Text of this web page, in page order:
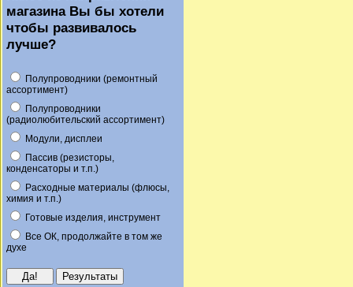
магазина Вы бы хотели
чтобы развивалось
лучше?
Полупроводники (ремонтный
ассортимент)
Полупроводники
(радиолюбительский ассортимент)
Модули, дисплеи
Пассив (резисторы,
конденсаторы и т.п.)
Расходные материалы (флюсы,
химия и т.п.)
Готовые изделия, инструмент
Все ОК, продолжайте в том же
духе